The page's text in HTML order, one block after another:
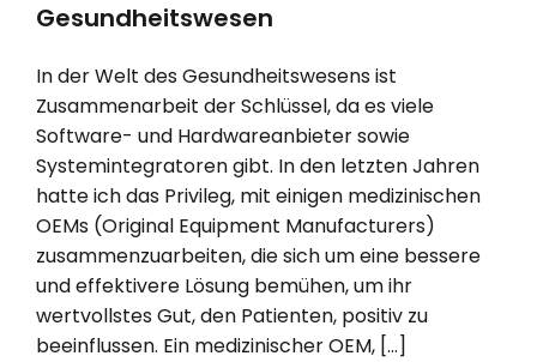
Gesundheitswesen
In der Welt des Gesundheitswesens ist
Zusammenarbeit der Schlüssel, da es viele
Software- und Hardwareanbieter sowie
Systemintegratoren gibt. In den letzten Jahren
hatte ich das Privileg, mit einigen medizinischen
OEMs (Original Equipment Manufacturers)
zusammenzuarbeiten, die sich um eine bessere
und effektivere Lösung bemühen, um ihr
wertvollstes Gut, den Patienten, positiv zu
beeinflussen. Ein medizinischer OEM, […]